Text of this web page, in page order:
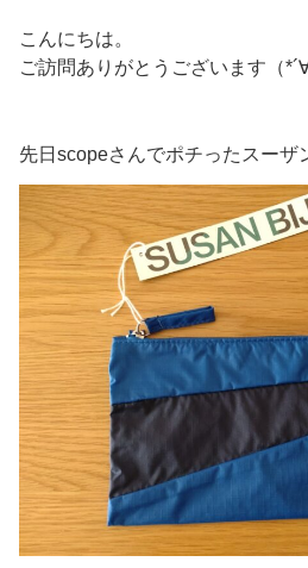
こんにちは。
ご訪問ありがとうございます（*´∀
先日scopeさんでポチったスー